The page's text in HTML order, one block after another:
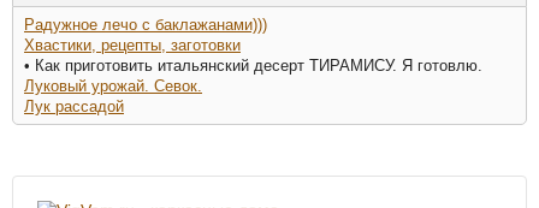
Радужное лечо с баклажанами)))
Хвастики, рецепты, заготовки
• Как приготовить итальянский десерт ТИРАМИСУ. Я готовлю.
Луковый урожай. Севок.
Лук рассадой